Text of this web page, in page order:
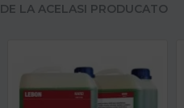
DE LA ACELASI PRODUCATOR